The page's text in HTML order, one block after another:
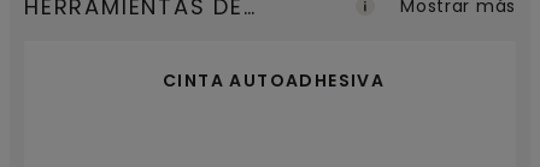
HERRAMIENTAS DE
CINTA AUTOADHESIVA
Mostrar más